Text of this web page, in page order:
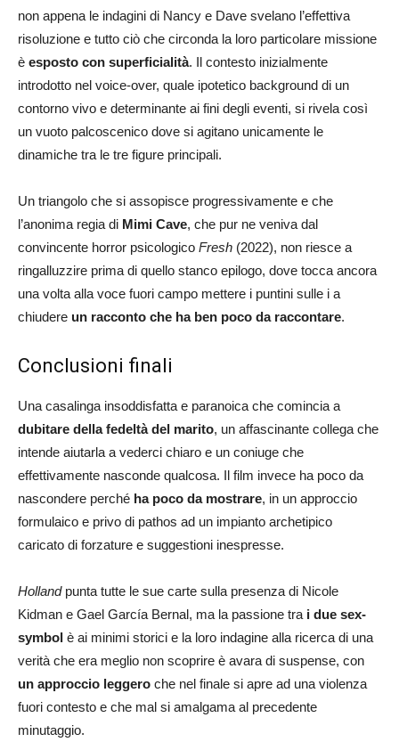
non appena le indagini di Nancy e Dave svelano l’effettiva
risoluzione e tutto ciò che circonda la loro particolare missione
è esposto con superficialità. Il contesto inizialmente
introdotto nel voice-over, quale ipotetico background di un
contorno vivo e determinante ai fini degli eventi, si rivela così
un vuoto palcoscenico dove si agitano unicamente le
dinamiche tra le tre figure principali.
Un triangolo che si assopisce progressivamente e che
l’anonima regia di Mimi Cave, che pur ne veniva dal
convincente horror psicologico Fresh (2022), non riesce a
ringalluzzire prima di quello stanco epilogo, dove tocca ancora
una volta alla voce fuori campo mettere i puntini sulle i a
chiudere un racconto che ha ben poco da raccontare.
Conclusioni finali
Una casalinga insoddisfatta e paranoica che comincia a
dubitare della fedeltà del marito, un affascinante collega che
intende aiutarla a vederci chiaro e un coniuge che
effettivamente nasconde qualcosa. Il film invece ha poco da
nascondere perché ha poco da mostrare, in un approccio
formulaico e privo di pathos ad un impianto archetipico
caricato di forzature e suggestioni inespresse.
Hollandpunta tutte le sue carte sulla presenza di Nicole
Kidman e Gael García Bernal, ma la passione tra i due sex-
symbol è ai minimi storici e la loro indagine alla ricerca di una
verità che era meglio non scoprire è avara di suspense, con
un approccio leggero che nel finale si apre ad una violenza
fuori contesto e che mal si amalgama al precedente
minutaggio.